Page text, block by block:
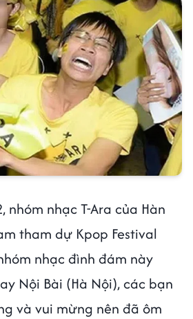
nhóm nhạc T-Ara của Hàn
tham dự Kpop Festival
nhạc đình đám này
Nội Bài (Hà Nội), các bạn
và vui mừng nên đã ôm